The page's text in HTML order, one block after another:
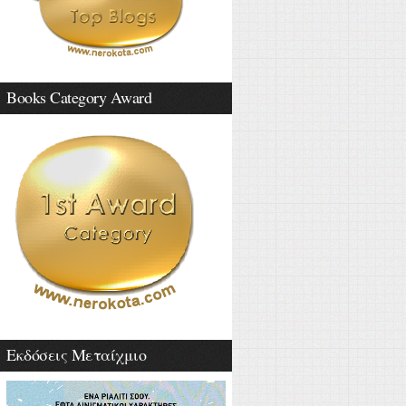
Books Category Award
Εκδόσεις Μεταίχμιο